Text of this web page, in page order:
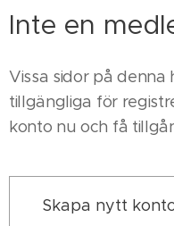
Inte en
Vissa sidor på denna
tillgängliga för
konto nu och få
Skapa nytt